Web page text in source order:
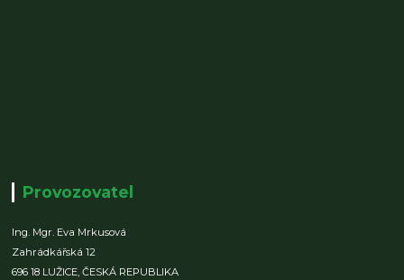
Provozovatel
Ing. Mgr. Eva Mrkusová
Zahrádkářská 12
696 18 LUŽICE,ČESKÁ REPUBLIKA